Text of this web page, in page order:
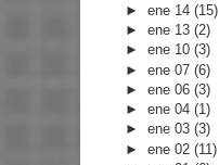
►ene 14(15)
►ene 13(2)
►ene 10(3)
►ene 07(6)
►ene 06(3)
►ene 04(1)
►ene 03(3)
►ene 02(11)